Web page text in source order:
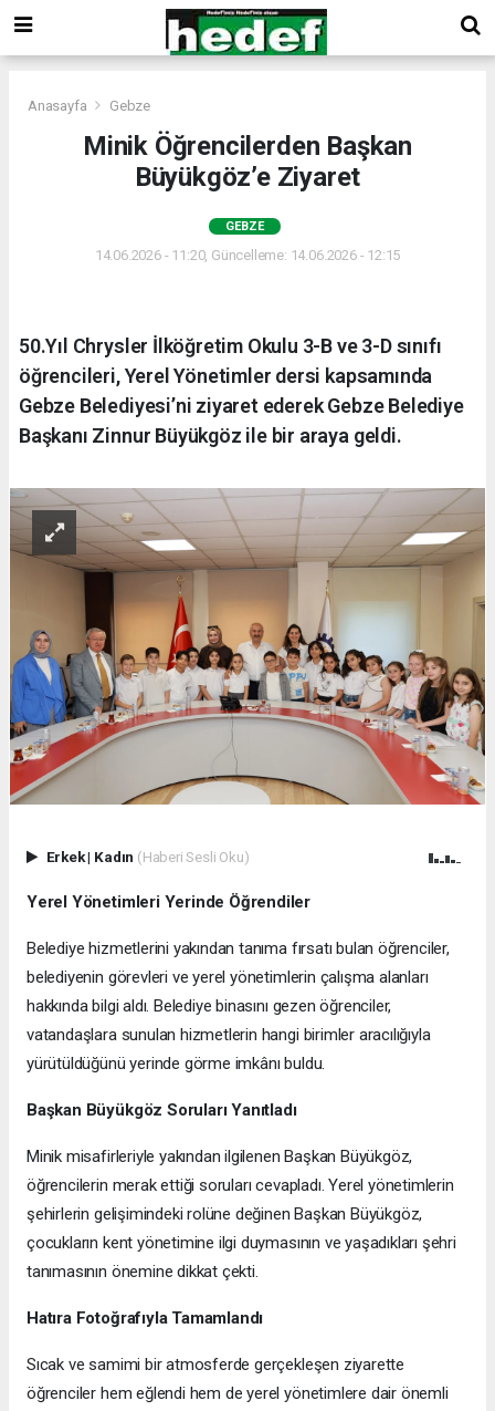
Anasayfa Gebze
Minik Öğrencilerden Başkan
Büyükgöz’e Ziyaret
GEBZE
14.06.2026 - 11:20, Güncelleme: 14.06.2026 - 12:15
50.Yıl Chrysler İlköğretim Okulu 3-B ve 3-D sınıfı
öğrencileri, Yerel Yönetimler dersi kapsamında
Gebze Belediyesi’ni ziyaret ederek Gebze Belediye
Başkanı Zinnur Büyükgöz ile bir araya geldi.
Erkek| Kadın (Haberi Sesli Oku)
Yerel Yönetimleri Yerinde Öğrendiler
Belediye hizmetlerini yakından tanıma fırsatı bulan öğrenciler,
belediyenin görevleri ve yerel yönetimlerin çalışma alanları
hakkında bilgi aldı. Belediye binasını gezen öğrenciler,
vatandaşlara sunulan hizmetlerin hangi birimler aracılığıyla
yürütüldüğünü yerinde görme imkânı buldu.
Başkan Büyükgöz Soruları Yanıtladı
Minik misafirleriyle yakından ilgilenen Başkan Büyükgöz,
öğrencilerin merak ettiği soruları cevapladı. Yerel yönetimlerin
şehirlerin gelişimindeki rolüne değinen Başkan Büyükgöz,
çocukların kent yönetimine ilgi duymasının ve yaşadıkları şehri
tanımasının önemine dikkat çekti.
Hatıra Fotoğrafıyla Tamamlandı
Sıcak ve samimi bir atmosferde gerçekleşen ziyarette
öğrenciler hem eğlendi hem de yerel yönetimlere dair önemli